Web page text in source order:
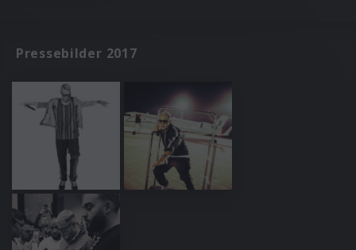
Pressebilder 2017